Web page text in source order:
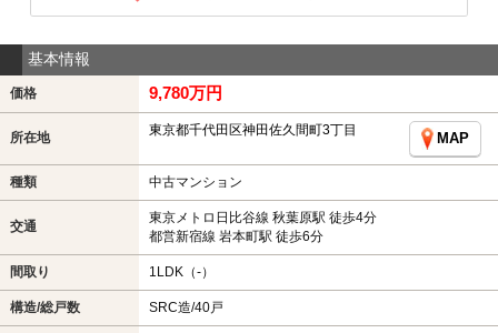
基本情報
価格 9,780万円
所在地 東京都千代田区神田佐久間町3丁目
MAP
種類 中古マンション
交通
東京メトロ日比谷線 秋葉原駅 徒歩4分
都営新宿線 岩本町駅 徒歩6分
間取り 1LDK（-）
構造/総戸数 SRC造/40戸